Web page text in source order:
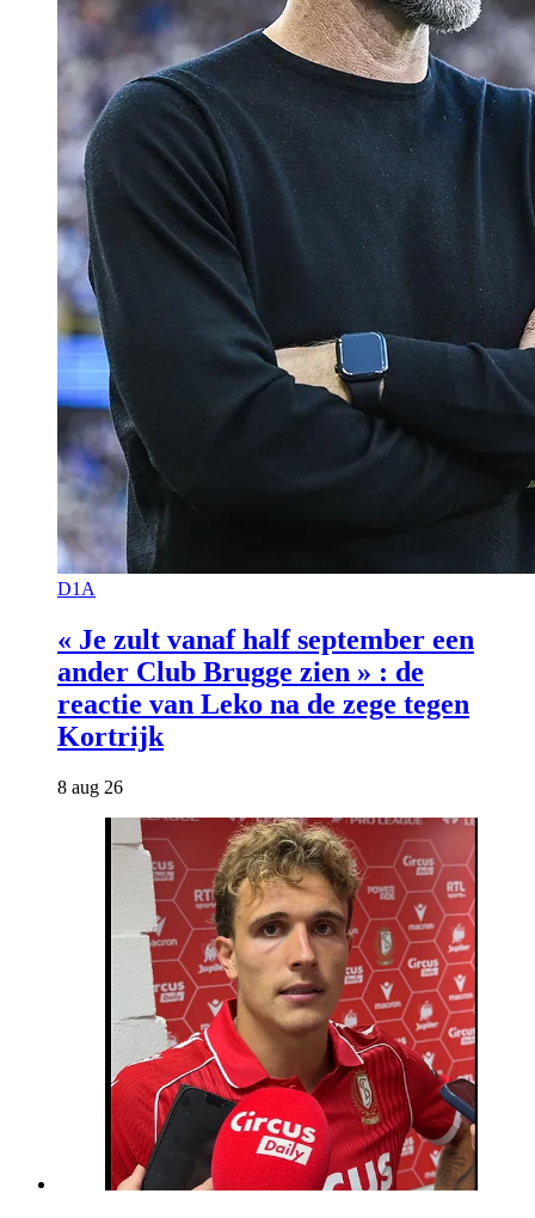
D1A
« Je zult vanaf half september een
ander Club Brugge zien » : de
reactie van Leko na de zege tegen
Kortrijk
8 aug 26